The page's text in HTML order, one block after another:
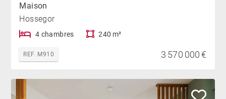
Maison
Hossegor
4 chambres 240 m²
REF. M910 3 570 000 €